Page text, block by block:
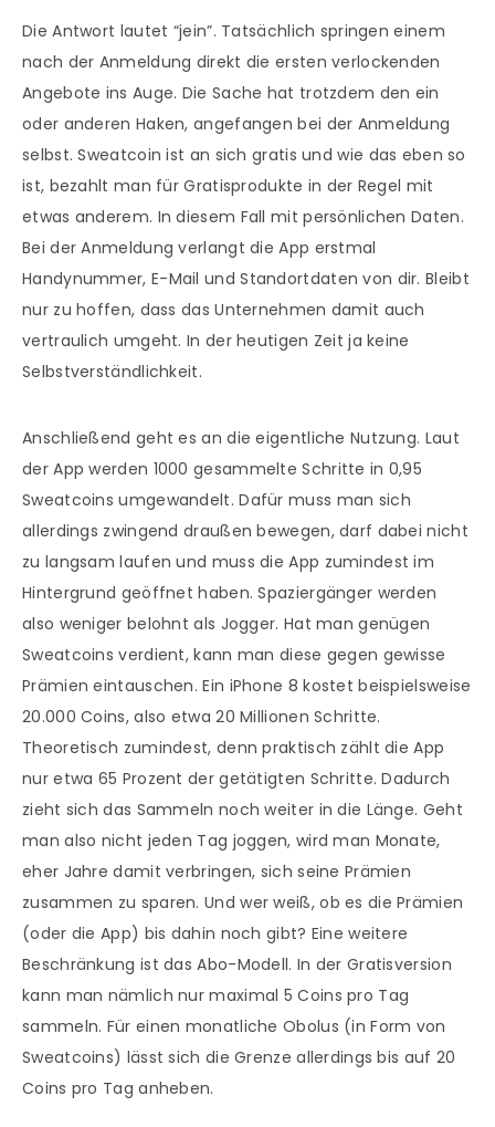
Die Antwort lautet “jein”. Tatsächlich springen einem
nach der Anmeldung direkt die ersten verlockenden
Angebote ins Auge. Die Sache hat trotzdem den ein
oder anderen Haken, angefangen bei der Anmeldung
selbst. Sweatcoin ist an sich gratis und wie das eben so
ist, bezahlt man für Gratisprodukte in der Regel mit
etwas anderem. In diesem Fall mit persönlichen Daten.
Bei der Anmeldung verlangt die App erstmal
Handynummer, E-Mail und Standortdaten von dir. Bleibt
nur zu hoffen, dass das Unternehmen damit auch
vertraulich umgeht. In der heutigen Zeit ja keine
Selbstverständlichkeit.
Anschließend geht es an die eigentliche Nutzung. Laut
der App werden 1000 gesammelte Schritte in 0,95
Sweatcoins umgewandelt. Dafür muss man sich
allerdings zwingend draußen bewegen, darf dabei nicht
zu langsam laufen und muss die App zumindest im
Hintergrund geöffnet haben. Spaziergänger werden
also weniger belohnt als Jogger. Hat man genügen
Sweatcoins verdient, kann man diese gegen gewisse
Prämien eintauschen. Ein iPhone 8 kostet beispielsweise
20.000 Coins, also etwa 20 Millionen Schritte.
Theoretisch zumindest, denn praktisch zählt die App
nur etwa 65 Prozent der getätigten Schritte. Dadurch
zieht sich das Sammeln noch weiter in die Länge. Geht
man also nicht jeden Tag joggen, wird man Monate,
eher Jahre damit verbringen, sich seine Prämien
zusammen zu sparen. Und wer weiß, ob es die Prämien
(oder die App) bis dahin noch gibt? Eine weitere
Beschränkung ist das Abo-Modell. In der Gratisversion
kann man nämlich nur maximal 5 Coins pro Tag
sammeln. Für einen monatliche Obolus (in Form von
Sweatcoins) lässt sich die Grenze allerdings bis auf 20
Coins pro Tag anheben.